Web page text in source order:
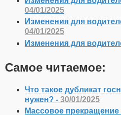
04/01/2025
Изменения для
04/01/2025
Изменения для
Самое читаемое:
Что такое дубликат
нужен? - 30/01/2025
Массовое прекращение